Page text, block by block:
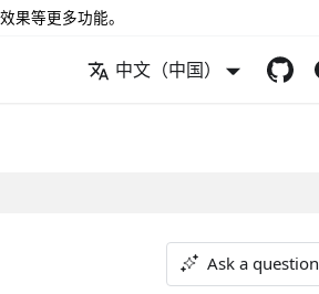
果等更多功能。
中文（中国）
Ask a question